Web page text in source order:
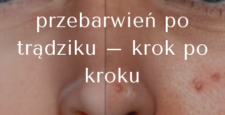
przebarwień po
trądziku – krok po
kroku